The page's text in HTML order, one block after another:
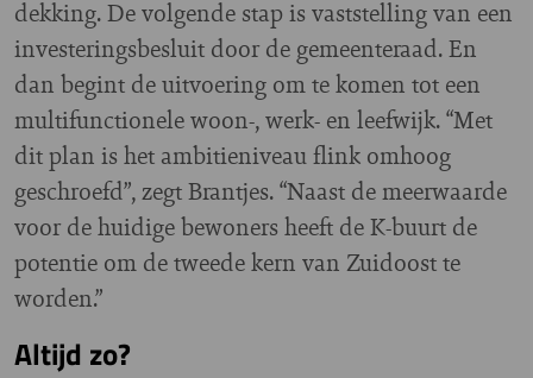
dekking. De volgende stap is vaststelling van een
investeringsbesluit door de gemeenteraad. En
dan begint de uitvoering om te komen tot een
multifunctionele woon-, werk- en leefwijk. “Met
dit plan is het ambitieniveau flink omhoog
geschroefd”, zegt Brantjes. “Naast de meerwaarde
voor de huidige bewoners heeft de K-buurt de
potentie om de tweede kern van Zuidoost te
worden.”
Altijd zo?